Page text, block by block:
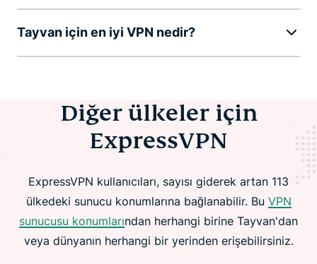
Tayvan için en iyi VPN nedir?
Diğer ülkeler için
ExpressVPN
ExpressVPN kullanıcıları, sayısı giderek artan 113
ülkedeki sunucu konumlarına bağlanabilir. Bu VPN
sunucusu konumlarından herhangi birine Tayvan'dan
veya dünyanın herhangi bir yerinden erişebilirsiniz.